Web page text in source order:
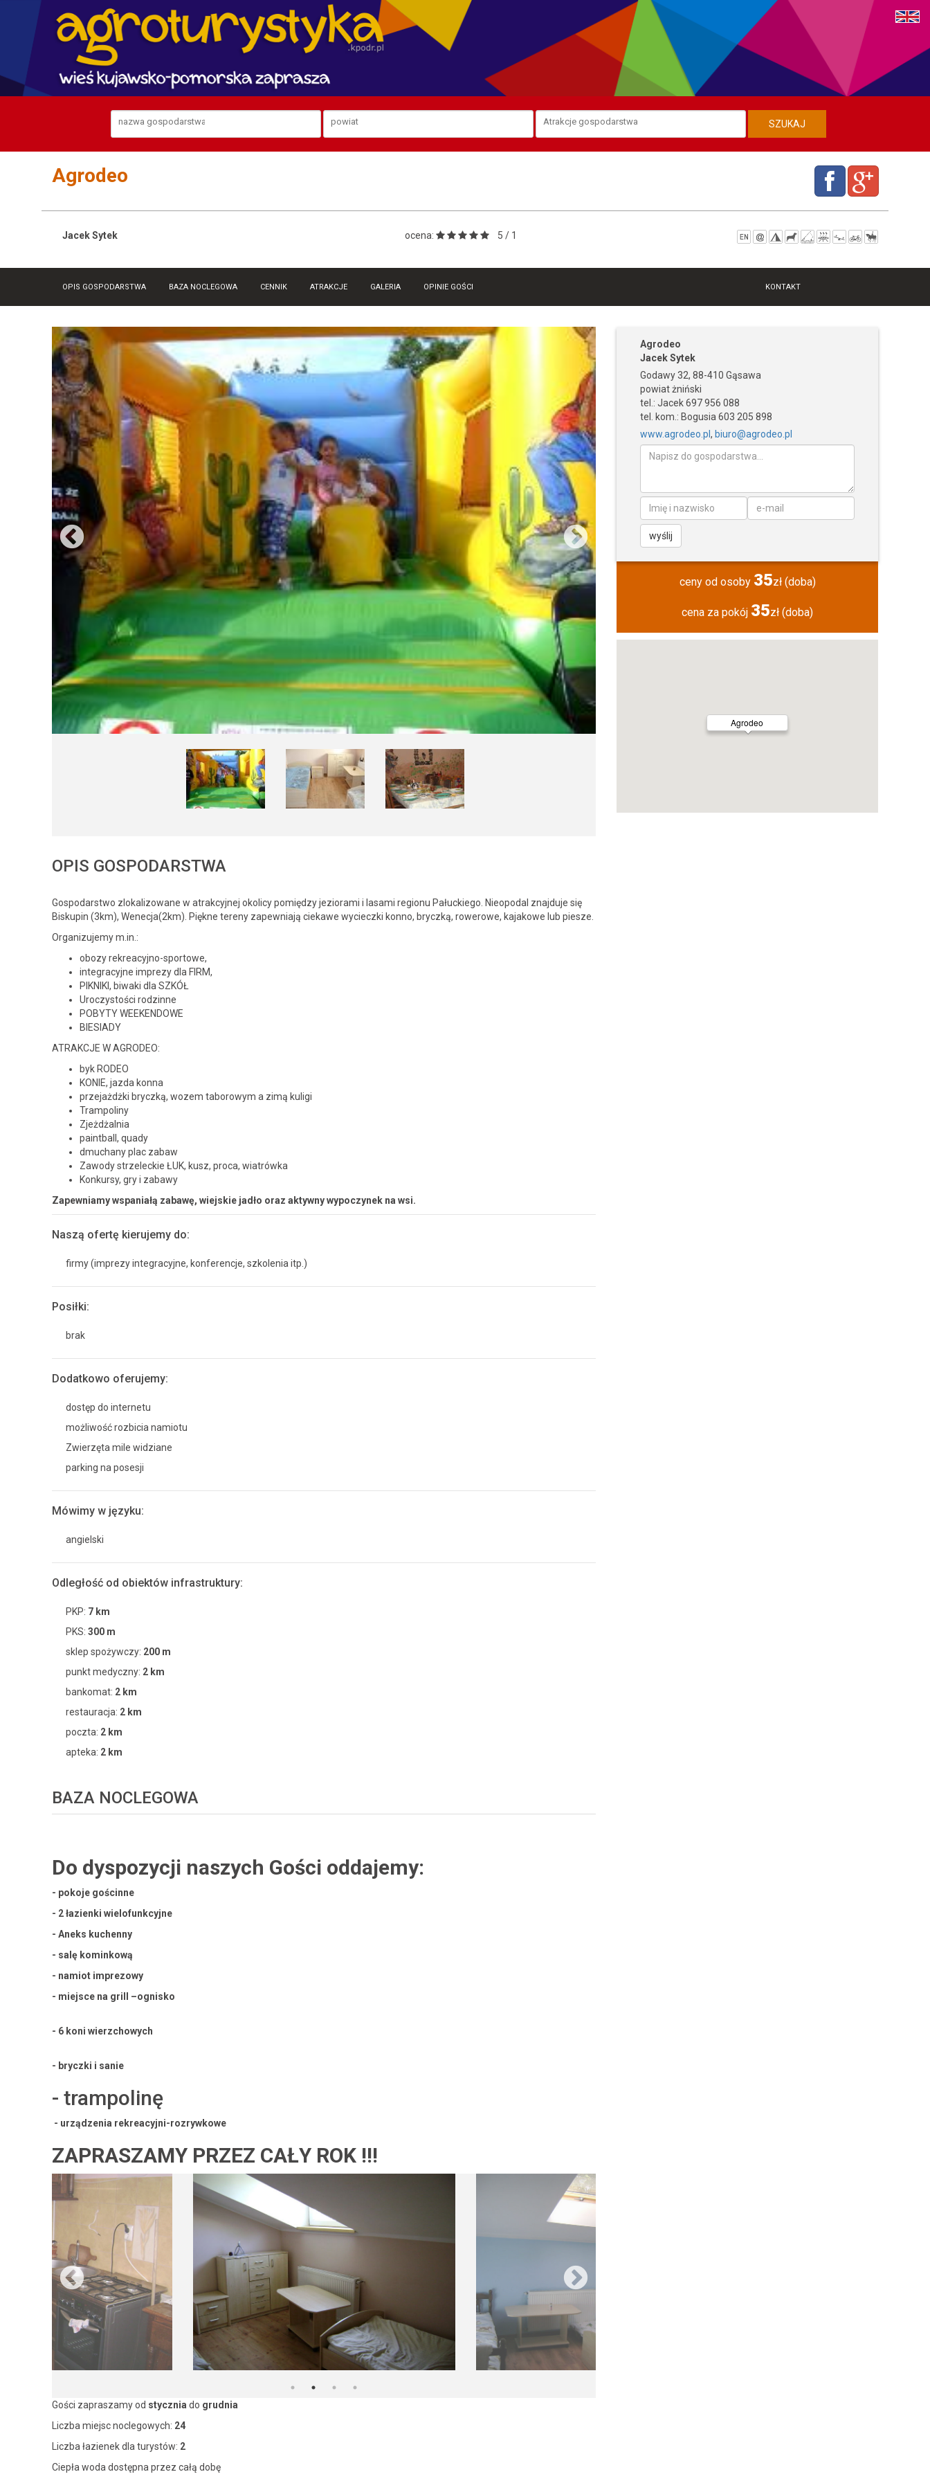
Agrodeo
Jacek Sytek ocena: 5 / 1
OPIS GOSPODARSTWA BAZA NOCLEGOWA CENNIK ATRAKCJE GALERIA OPINIE GOŚCI KONTAKT
OPIS GOSPODARSTWA
Gospodarstwo zlokalizowane w atrakcyjnej okolicy pomiędzy jeziorami i lasami regionu Pałuckiego. Nieopodal znajduje się
Biskupin (3km), Wenecja(2km). Piękne tereny zapewniają ciekawe wycieczki konno, bryczką, rowerowe, kajakowe lub piesze.
Organizujemy m.in.:
obozy rekreacyjno-sportowe,
integracyjne imprezy dla FIRM,
PIKNIKI, biwaki dla SZKÓŁ
Uroczystości rodzinne
POBYTY WEEKENDOWE
BIESIADY
ATRAKCJE W AGRODEO:
byk RODEO
KONIE, jazda konna
przejażdżki bryczką, wozem taborowym a zimą kuligi
Trampoliny
Zjeżdżalnia
paintball, quady
dmuchany plac zabaw
Zawody strzeleckie ŁUK, kusz, proca, wiatrówka
Konkursy, gry i zabawy
Zapewniamy wspaniałą zabawę, wiejskie jadło oraz aktywny wypoczynek na wsi.
Naszą ofertę kierujemy do:
firmy (imprezy integracyjne, konferencje, szkolenia itp.)
Posiłki:
brak
Dodatkowo oferujemy:
dostęp do internetu
możliwość rozbicia namiotu
Zwierzęta mile widziane
parking na posesji
Mówimy w języku:
angielski
Odległość od obiektów infrastruktury:
PKP: 7 km
PKS: 300 m
sklep spożywczy: 200 m
punkt medyczny: 2 km
bankomat: 2 km
restauracja: 2 km
poczta: 2 km
apteka: 2 km
BAZA NOCLEGOWA
Do dyspozycji naszych Gości oddajemy:
- pokoje gościnne
- 2 łazienki wielofunkcyjne
- Aneks kuchenny
- salę kominkową
- namiot imprezowy
- miejsce na grill –ognisko
- 6 koni wierzchowych
- bryczki i sanie
- trampolinę
- urządzenia rekreacyjni-rozrywkowe
ZAPRASZAMY PRZEZ CAŁY ROK !!!
Gości zapraszamy od stycznia do grudnia
Liczba miejsc noclegowych: 24
Liczba łazienek dla turystów: 2
Ciepła woda dostępna przez całą dobę
Agrodeo
Jacek Sytek
Godawy 32, 88-410 Gąsawa
powiat żniński
tel.: Jacek 697 956 088
tel. kom.: Bogusia 603 205 898
www.agrodeo.pl,biuro@agrodeo.pl
wyślij
ceny od osoby 35zł (doba)
cena za pokój 35zł (doba)
Agrodeo